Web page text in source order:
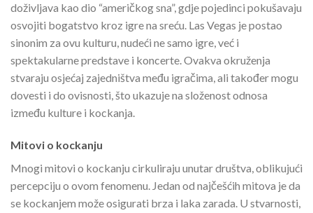
doživljava kao dio “američkog sna”, gdje pojedinci pokušavaju
osvojiti bogatstvo kroz igre na sreću. Las Vegas je postao
sinonim za ovu kulturu, nudeći ne samo igre, već i
spektakularne predstave i koncerte. Ovakva okruženja
stvaraju osjećaj zajedništva među igračima, ali također mogu
dovesti i do ovisnosti, što ukazuje na složenost odnosa
između kulture i kockanja.
Mitovi o kockanju
Mnogi mitovi o kockanju cirkuliraju unutar društva, oblikujući
percepciju o ovom fenomenu. Jedan od najčešćih mitova je da
se kockanjem može osigurati brza i laka zarada. U stvarnosti,